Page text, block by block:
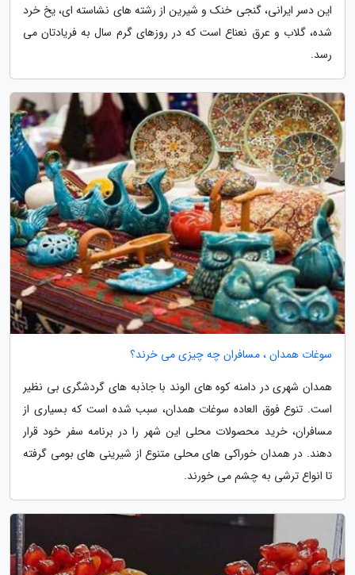
این دسر ایرانی، گنجی خنک و شیرین از رشته های نشاسته ای، یخ خرد
شده، گلاب و عرق نعناع است که در روزهای گرم سال به فریادتان می
رسد.
سوغات همدان ، مسافران چه چیزی می خرند؟
همدان شهری در دامنه کوه های الوند با جاذبه های گردشگری بی نظیر
است. تنوع فوق العاده سوغات همدان، سبب شده است که بسیاری از
مسافران، خرید محصولات محلی این شهر را در برنامه سفر خود قرار
دهند. در همدان خوراکی های محلی متنوع از شیرینی های بومی گرفته
تا انواع ترشی به چشم می خورند.